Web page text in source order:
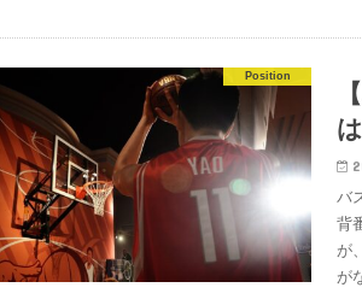
Position
バ
背
が
が